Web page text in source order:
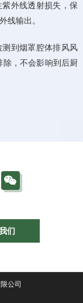
外线透射损失，保
线输出。
到烟罩腔体排风风
除，不会影响到后厨
们
公司